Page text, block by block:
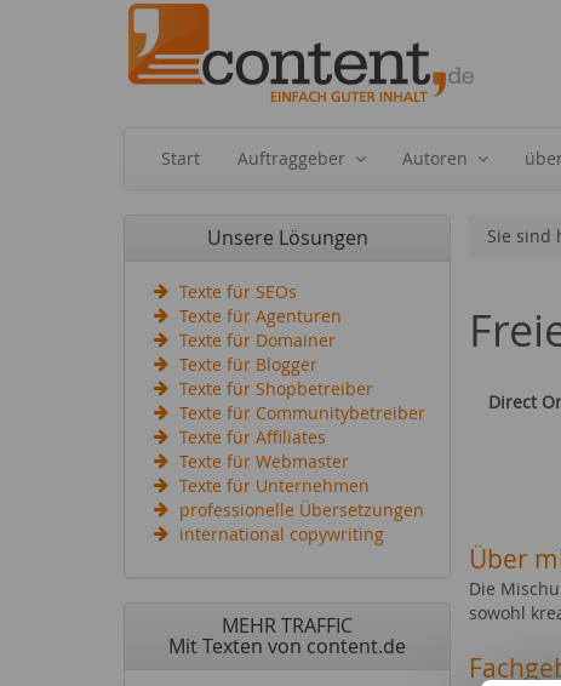
Start Auftraggeber Autoren
Unsere Lösungen
Texte für SEOs
Texte für Agenturen
Texte für Domainer
Texte für Blogger
Texte für Shopbetreiber
Texte für Communitybetreiber
Texte für Affiliates
Texte für Webmaster
Texte für Unternehmen
professionelle Übersetzungen
international copywriting
MEHR TRAFFIC
Mit Texten von content.de
Sie sind
Direct
Über
Die
sowohl